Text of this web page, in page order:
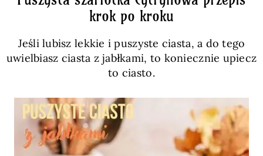
krok po kroku
Jeśli lubisz lekkie i puszyste ciasta, a do tego
uwielbiasz ciasta z jabłkami, to koniecznie upiecz
to ciasto.